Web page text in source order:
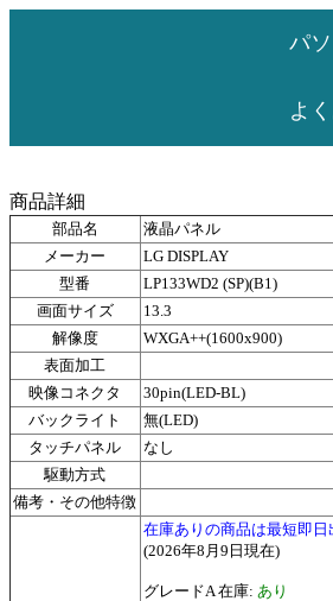
パ
よ
商品詳細
部品名
液晶パネル
メーカー
LG DISPLAY
型番
LP133WD2 (SP)(B1)
画面サイズ
13.3
解像度
WXGA++(1600x900)
表面加工
映像コネクタ
30pin(LED-BL)
バックライト
無(LED)
タッチパネル
なし
駆動方式
備考・その他特徴
在庫ありの商品は最短即日
(2026年8月9日現在)
グレードA 在庫: あり